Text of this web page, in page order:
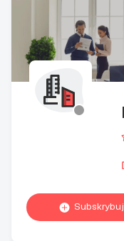
Subskrybuj